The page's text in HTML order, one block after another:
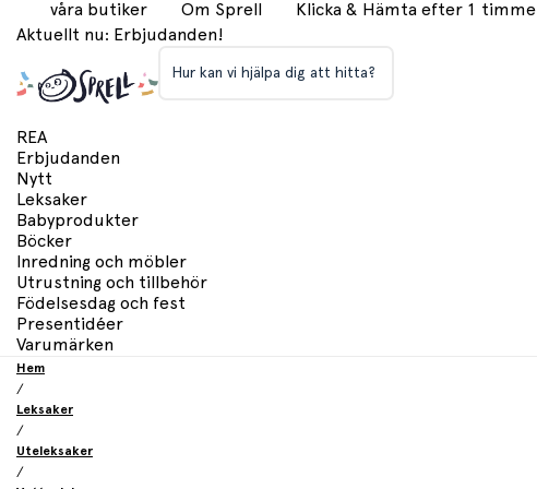
våra butiker Om Sprell Klicka & Hämta efter 1 timme
Aktuellt nu: Erbjudanden!
Hur kan vi hjälpa dig att hitta?
REA
Erbjudanden
Nytt
Leksaker
Babyprodukter
Böcker
Inredning och möbler
Utrustning och tillbehör
Födelsesdag och fest
Presentidéer
Varumärken
Hem
/
Leksaker
/
Uteleksaker
/